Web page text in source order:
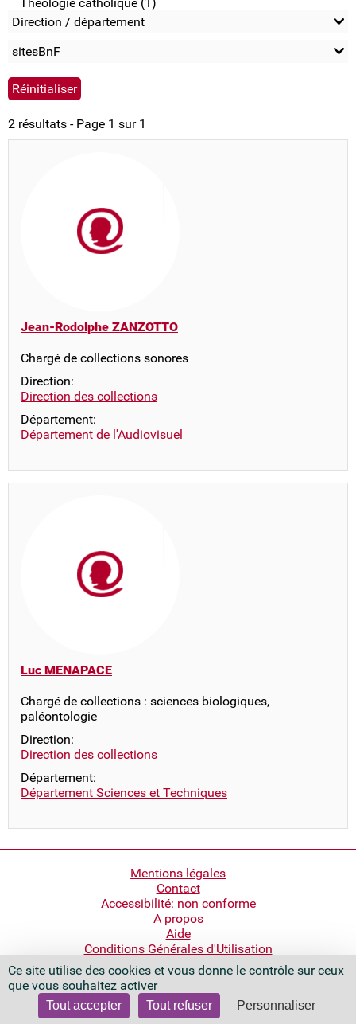
Ce site utilise des cookies et vous donne le contrôle sur ceux
que vous souhaitez activer
Tout accepter Tout refuser Personnaliser
Direction / département
sitesBnF
2 résultats - Page 1 sur 1
Jean-Rodolphe ZANZOTTO
Chargé de collections sonores
Direction:
Direction des collections
Département:
Département de l'Audiovisuel
Luc MENAPACE
Chargé de collections : sciences biologiques,
paléontologie
Direction:
Direction des collections
Département:
Département Sciences et Techniques
Mentions légales
Contact
Accessibilité: non conforme
A propos
Aide
Conditions Générales d'Utilisation
Bibliothèque nationale de France
Quai François Mauriac
75706 Paris Cedex 13 - France